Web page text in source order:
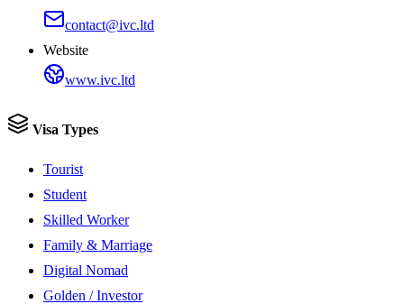
contact@ivc.ltd
Website
www.ivc.ltd
Visa Types
Tourist
Student
Skilled Worker
Family & Marriage
Digital Nomad
Golden / Investor